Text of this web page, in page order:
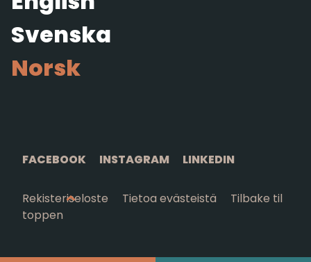
Svenska
Norsk
FACEBOOK INSTAGRAM LINKEDIN
Rekisteriseloste Tietoa evästeistä
Tilbake til
toppen